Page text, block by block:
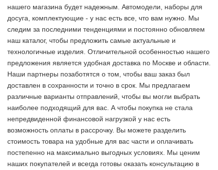
нашего магазина будет надежным. Автомодели, наборы для
досуга, комплектующие - у нас есть все, что вам нужно. Мы
следим за последними тенденциями и постоянно обновляем
наш каталог, чтобы предложить самые актуальные и
технологичные изделия. Отличительной особенностью нашего
предложения является удобная доставка по Москве и области.
Наши партнеры позаботятся о том, чтобы ваш заказ был
доставлен в сохранности и точно в срок. Мы предлагаем
различные варианты отправлений, чтобы вы могли выбрать
наиболее подходящий для вас. А чтобы покупка не стала
непредвиденной финансовой нагрузкой у нас есть
возможность оплаты в рассрочку. Вы можете разделить
стоимость товара на удобные для вас части и оплачивать
постепенно на максимально выгодных условиях. Мы ценим
наших покупателей и всегда готовы оказать консультацию в